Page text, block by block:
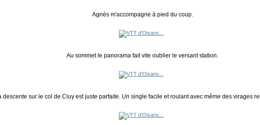
Agnès m'accompagne à pied du coup.
Au sommet le panorama fait vite oublier le versant station.
descente sur le col de Cluy est juste parfaite. Un single facile et roulant avec même des virages